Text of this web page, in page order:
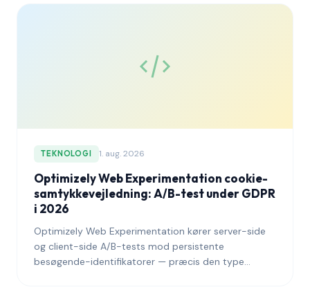
hvad udgivere, der når chilenske læsere, skal gøre for
grænseoverskridende overførsler i
overensstemmelse med det moderniserede regime
TEKNOLOGI 1. aug. 2026
Optimizely Web Experimentation cookie-
samtykkevejledning: A/B-test under GDPR
i 2026
Optimizely Web Experimentation kører server-side
og client-side A/B-tests mod persistente
besøgende-identifikatorer — præcis den type